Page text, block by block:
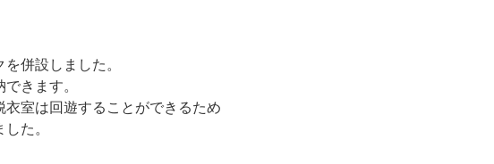
併設しました。
きます。
室は回遊することができるため
た。